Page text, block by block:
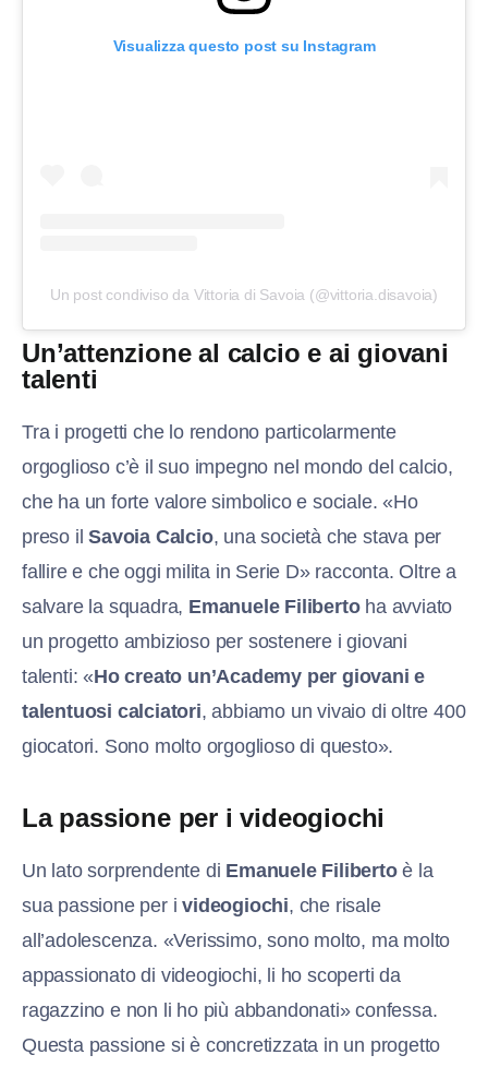
Visualizza questo post su Instagram
Un post condiviso da Vittoria di Savoia (@vittoria.disavoia)
Un’attenzione al calcio e ai giovani
talenti
Tra i progetti che lo rendono particolarmente
orgoglioso c’è il suo impegno nel mondo del calcio,
che ha un forte valore simbolico e sociale. «Ho
preso ilSavoia Calcio, una società che stava per
fallire e che oggi milita in Serie D» racconta. Oltre a
salvare la squadra, Emanuele Filibertoha avviato
un progetto ambizioso per sostenere i giovani
talenti: «Ho creato un’Academy per giovani e
talentuosi calciatori, abbiamo un vivaio di oltre 400
giocatori. Sono molto orgoglioso di questo».
La passione per i videogiochi
Un lato sorprendente di Emanuele Filibertoè la
sua passione per ivideogiochi, che risale
all’adolescenza. «Verissimo, sono molto, ma molto
appassionato di videogiochi, li ho scoperti da
ragazzino e non li ho più abbandonati» confessa.
Questa passione si è concretizzata in un progetto